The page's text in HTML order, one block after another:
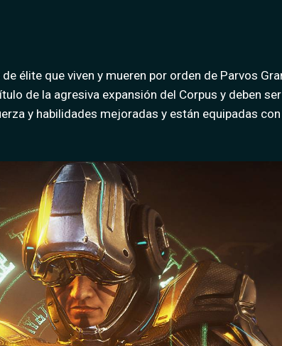
élite que viven y mueren por orden de Parvos
de la agresiva expansión del Corpus y deben ser
y habilidades mejoradas y están equipadas